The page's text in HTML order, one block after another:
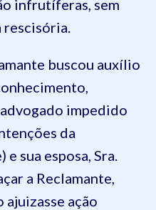
infrutíferas, sem
buscou auxílio
impedido
da
sua esposa, Sra.
a Reclamante,
ação